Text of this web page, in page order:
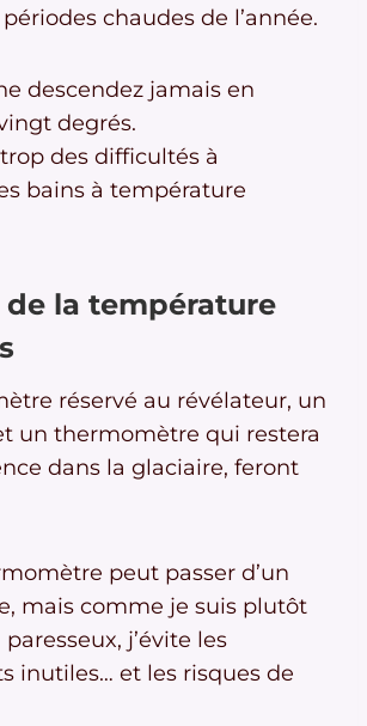
chaudes de l’année.
descendez jamais en
degrés.
des difficultés à
bains à température
la température
réservé au révélateur, un
un thermomètre qui restera
dans la glaciaire, feront
peut passer d’un
mais comme je suis plutôt
j’évite les
inutiles… et les risques de